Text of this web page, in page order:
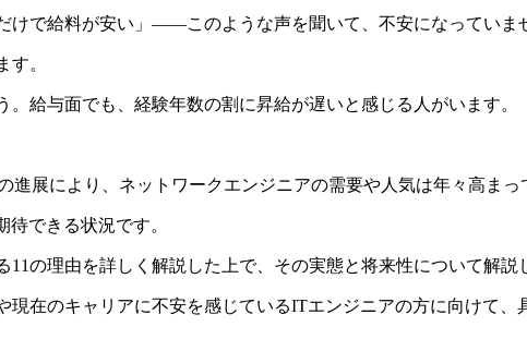
けで給料が安い」――このような声を聞いて、不安になっていま
。
給与面でも、経験年数の割に昇給が遅いと感じる人がいます。
展により、ネットワークエンジニアの需要や人気は年々高まっ
できる状況です。
の理由を詳しく解説した上で、その実態と将来性について解説
在のキャリアに不安を感じているITエンジニアの方に向けて